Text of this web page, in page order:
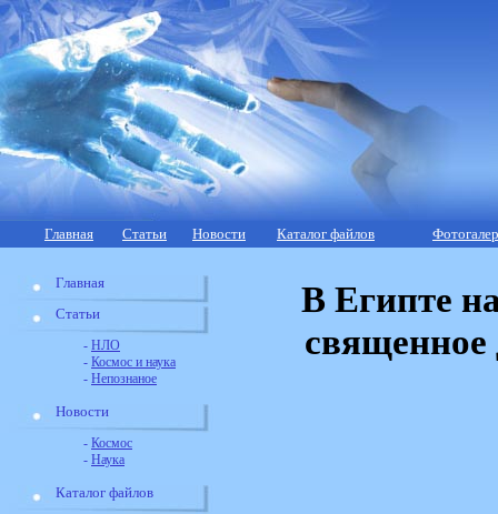
Главная Статьи Новости Каталог файлов
Главная
Статьи
- НЛО
- Космос и наука
- Непознаное
Новости
- Космос
- Наука
Каталог файлов
В Египте
священное